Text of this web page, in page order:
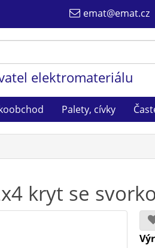
emat@emat.cz
elektromateriálu
Palety, cívky
kryt se